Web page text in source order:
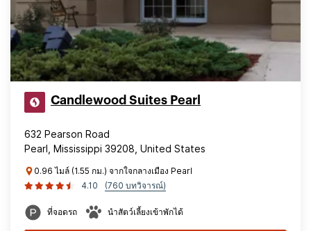
Candlewood Suites Pearl
632 Pearson Road
Pearl, Mississippi 39208, United States
0.96 ไมล์ (1.55 กม.) จากใจกลางเมือง Pearl
4.10
(760 บทวิจารณ์)
ที่จอดรถ นำสัตว์เลี้ยงเข้าพักได้